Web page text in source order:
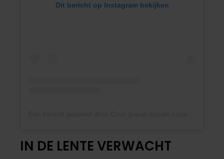
Dit bericht op Instagram bekijken
IN DE LENTE VERWACHT